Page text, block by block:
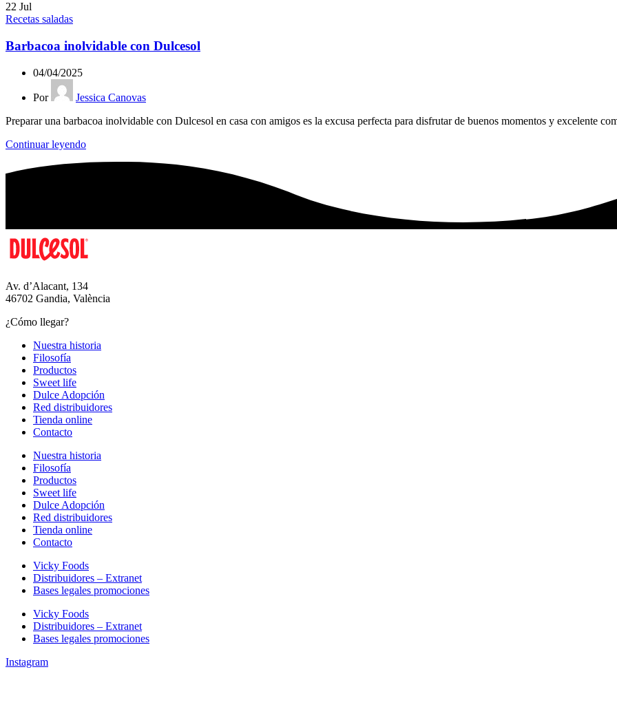
22 Jul
Recetas saladas
Barbacoa inolvidable con Dulcesol
04/04/2025
Por
Jessica Canovas
Preparar una barbacoa inolvidable con Dulcesol en casa con amigos es la excusa perfecta para disfrutar de buenos momentos y excelente
Continuar leyendo
Av. d’Alacant, 134
46702 Gandia, València
¿Cómo llegar?
Nuestra historia
Filosofía
Productos
Sweet life
Dulce Adopción
Red distribuidores
Tienda online
Contacto
Nuestra historia
Filosofía
Productos
Sweet life
Dulce Adopción
Red distribuidores
Tienda online
Contacto
Vicky Foods
Distribuidores – Extranet
Bases legales promociones
Vicky Foods
Distribuidores – Extranet
Bases legales promociones
Instagram